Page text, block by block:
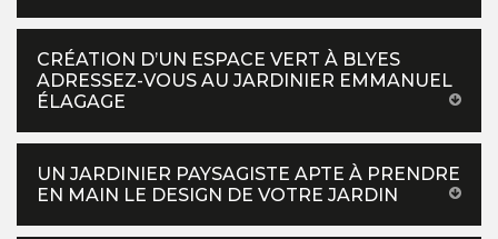
CRÉATION D’UN ESPACE VERT À BLYES
ADRESSEZ-VOUS AU JARDINIER EMMANUEL
ÉLAGAGE
UN JARDINIER PAYSAGISTE APTE À PRENDRE
EN MAIN LE DESIGN DE VOTRE JARDIN